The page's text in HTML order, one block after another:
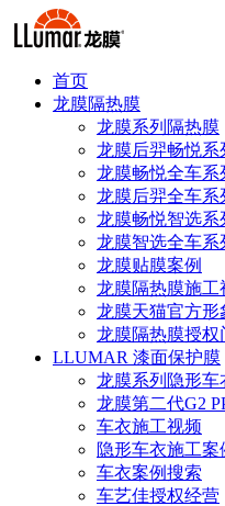
首页
龙膜隔热膜
龙膜系列隔热膜
龙膜后羿畅悦系
龙膜畅悦全车系
龙膜后羿全车系
龙膜畅悦智选系
龙膜智选全车系
龙膜贴膜案例
龙膜隔热膜施工
龙膜天猫官方形
龙膜隔热膜授权
LLUMAR 漆面保护膜
龙膜系列隐形车
龙膜第二代G2
车衣施工视频
隐形车衣施工案
车衣案例搜索
车艺佳授权经营